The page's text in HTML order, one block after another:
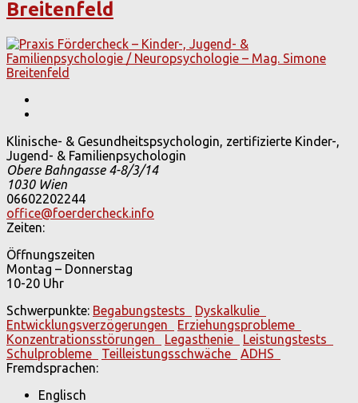
Breitenfeld
Klinische- & Gesundheitspsychologin, zertifizierte Kinder-,
Jugend- & Familienpsychologin
Obere Bahngasse 4-8/3/14
1030Wien
06602202244
office@foerdercheck.info
Zeiten:
Öffnungszeiten
Montag – Donnerstag
10-20 Uhr
Schwerpunkte: Begabungstests
Dyskalkulie
Entwicklungsverzögerungen
Erziehungsprobleme
Konzentrationsstörungen
Legasthenie
Leistungstests
Schulprobleme
Teilleistungsschwäche
ADHS
Fremdsprachen:
Englisch